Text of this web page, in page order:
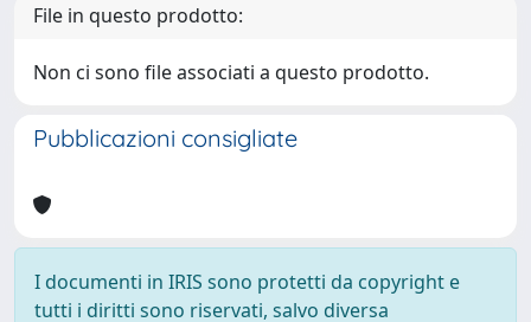
File in questo prodotto:
Non ci sono file associati a questo prodotto.
Pubblicazioni consigliate
I documenti in IRIS sono protetti da copyright e
tutti i diritti sono riservati, salvo diversa